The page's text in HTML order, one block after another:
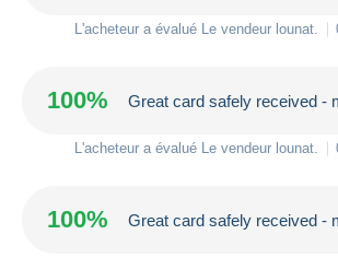
L'acheteur a évalué Le vendeur lounat.
100% Great card safely received -
L'acheteur a évalué Le vendeur lounat.
100% Great card safely received -